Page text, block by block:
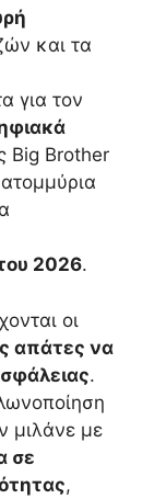
και τα
για τον
Big Brother
2026.
οι
απάτες να
.
μιλάνε με
σε
,